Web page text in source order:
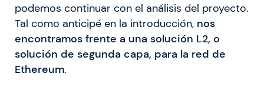
podemos continuar con el análisis del proyecto.
Tal como anticipé en la introducción, nos
encontramos frente a una solución L2, o
solución de segunda capa, para la red de
Ethereum.